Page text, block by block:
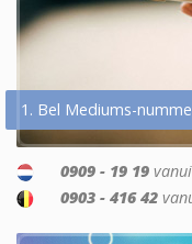
1. Bel Mediums-
0909 - 19 19
0903 - 416 42